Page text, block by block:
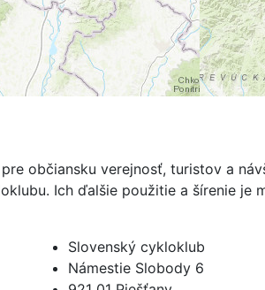
občiansku verejnosť, turistov a
Ich ďalšie použitie a šírenie je
Slovenský cykloklub
Námestie Slobody 6